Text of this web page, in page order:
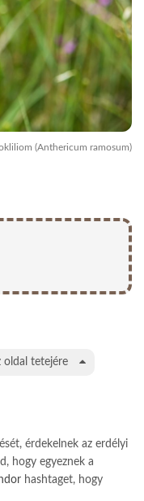
(Anthericum ramosum)
oldal tetejére
érdekelnek az erdélyi
hogy egyeznek a
hashtaget, hogy